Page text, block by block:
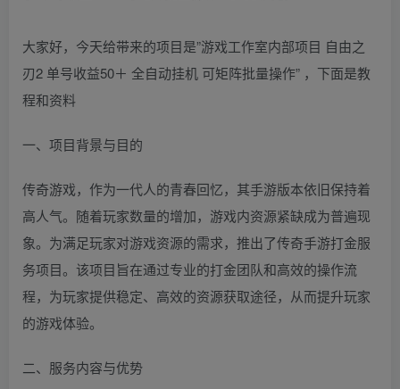
大家好，今天给带来的项目是”游戏工作室内部项目 自由之
刃2 单号收益50＋ 全自动挂机 可矩阵批量操作” ，下面是教
程和资料
一、项目背景与目的
传奇游戏，作为一代人的青春回忆，其手游版本依旧保持着
高人气。随着玩家数量的增加，游戏内资源紧缺成为普遍现
象。为满足玩家对游戏资源的需求，推出了传奇手游打金服
务项目。该项目旨在通过专业的打金团队和高效的操作流
程，为玩家提供稳定、高效的资源获取途径，从而提升玩家
的游戏体验。
二、服务内容与优势